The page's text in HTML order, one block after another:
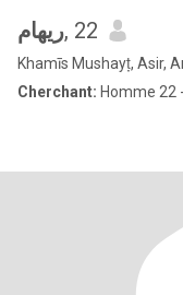
ريهام, 22
Khamīs Mushayṭ, Asir,
Cherchant: Homme 22